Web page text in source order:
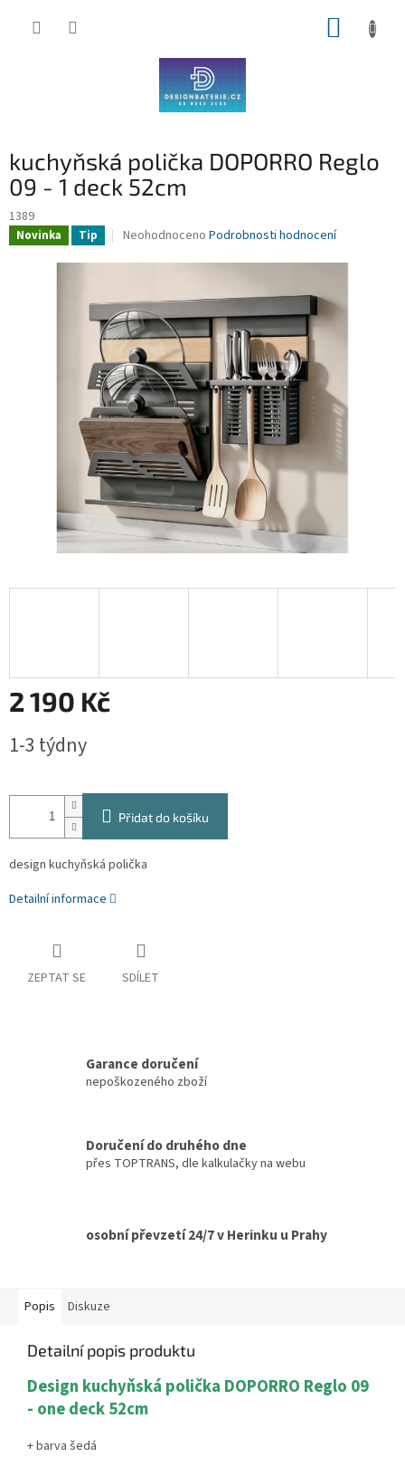
kuchyňská polička DOPORRO Reglo
09 - 1 deck 52cm
1389
Novinka Tip
Průměrné
produktu
0,0
z
5
hvězdiček.
Neohodnoceno Podrobnosti hodnocení
2 190 Kč
cena:
1-3 týdny
Přidat do košíku
design kuchyňská polička
Detailní informace
ZEPTAT SE SDÍLET
Garance doručení
nepoškozeného zboží
Doručení do druhého dne
přes TOPTRANS, dle kalkulačky na webu
osobní převzetí 24/7 v Herinku u Prahy
Popis Diskuze
Detailní popis produktu
Design kuchyňská polička DOPORRO Reglo 09
- one deck 52cm
+ barva šedá